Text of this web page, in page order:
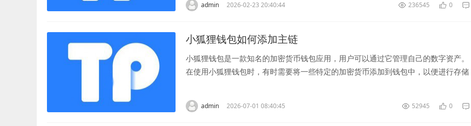
admin 2026-02-23 20:40:44 236545 0
小狐狸钱包如何添加主链
小狐狸钱包是一款知名的加密货币钱包应用，用户可以通过它管理自己的数字资产。
在使用小狐狸钱包时，有时需要将一些特定的加密货币添加到钱包中，以便进行存储
admin 2026-07-01 08:40:45 52945 0